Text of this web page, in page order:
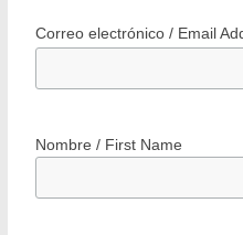
Correo electrónico / Email
Nombre / First Name